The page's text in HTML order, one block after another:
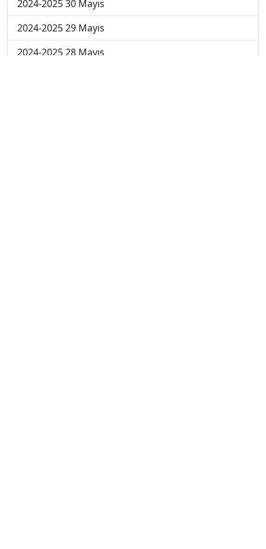
2024-2025 30 Mayıs
2024-2025 29 Mayıs
2024-2025 28 Mayıs